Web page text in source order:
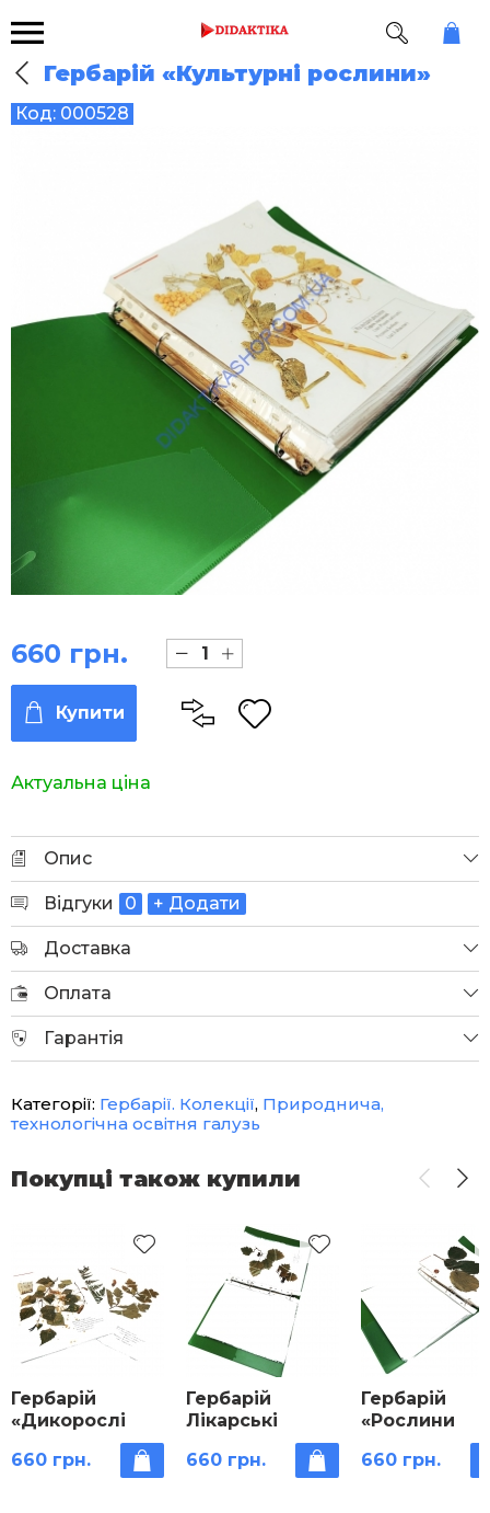
Гербарій «Культурні рослини»
Код: 000528
Актуальна ціна
660 грн.
Купити
Опис
Відгуки 0 + Додати
Доставка
Оплата
Гарантія
Категорії: Гербарії. Колекції, Природнича,
технологічна освітня галузь
Покупці також купили
Гербарій
«Дикорослі
660 грн.
Гербарій
Лікарські
660 грн.
Гербарій
«Рослини
природних
України»
660 грн.